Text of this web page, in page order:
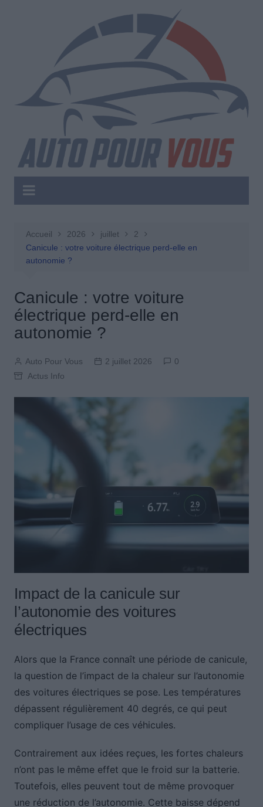
Accueil 2026 juillet
2
Canicule : votre voiture électrique perd-elle en
autonomie ?
Canicule : votre voiture
électrique perd-elle en
autonomie ?
Auto Pour Vous 2 juillet 2026
0
Actus Info
Impact de la canicule sur
l’autonomie des voitures
électriques
Alors que la France connaît une période de canicule,
la question de l’impact de la chaleur sur l’autonomie
des voitures électriques se pose. Les températures
dépassent régulièrement 40 degrés, ce qui peut
compliquer l’usage de ces véhicules.
Contrairement aux idées reçues, les fortes chaleurs
n’ont pas le même effet que le froid sur la batterie.
Toutefois, elles peuvent tout de même provoquer
une réduction de l’autonomie. Cette baisse dépend